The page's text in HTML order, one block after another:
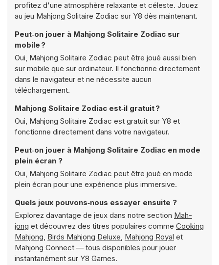
profitez d'une atmosphère relaxante et céleste. Jouez
au jeu Mahjong Solitaire Zodiac sur Y8 dès maintenant.
Peut‑on jouer à Mahjong Solitaire Zodiac sur
mobile ?
Oui, Mahjong Solitaire Zodiac peut être joué aussi bien
sur mobile que sur ordinateur. Il fonctionne directement
dans le navigateur et ne nécessite aucun
téléchargement.
Mahjong Solitaire Zodiac est‑il gratuit ?
Oui, Mahjong Solitaire Zodiac est gratuit sur Y8 et
fonctionne directement dans votre navigateur.
Peut‑on jouer à Mahjong Solitaire Zodiac en mode
plein écran ?
Oui, Mahjong Solitaire Zodiac peut être joué en mode
plein écran pour une expérience plus immersive.
Quels jeux pouvons‑nous essayer ensuite ?
Explorez davantage de jeux dans notre section Mah-
jong et découvrez des titres populaires comme Cooking
Mahjong, Birds Mahjong Deluxe, Mahjong Royal et
Mahjong Connect — tous disponibles pour jouer
instantanément sur Y8 Games.